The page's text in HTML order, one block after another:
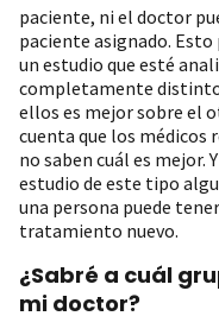
paciente, ni el doctor
paciente asignado. Esto
un estudio que esté
completamente
ellos es mejor sobre el
cuenta que los médicos
no saben cuál es mejor.
estudio de este tipo
una persona puede
tratamiento nuevo.
¿Sabré a cuál
mi doctor?